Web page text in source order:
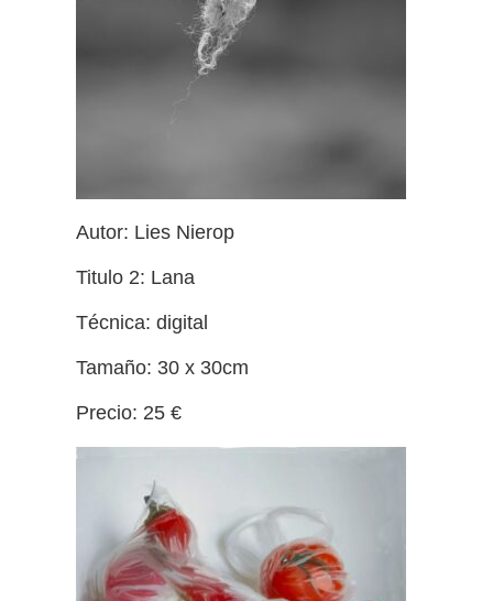
Autor: Lies Nierop
Titulo 2: Lana
Técnica: digital
Tamaño: 30 x 30cm
Precio: 25 €